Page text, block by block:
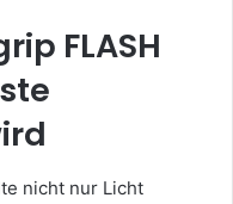
FLASH
nicht nur Licht